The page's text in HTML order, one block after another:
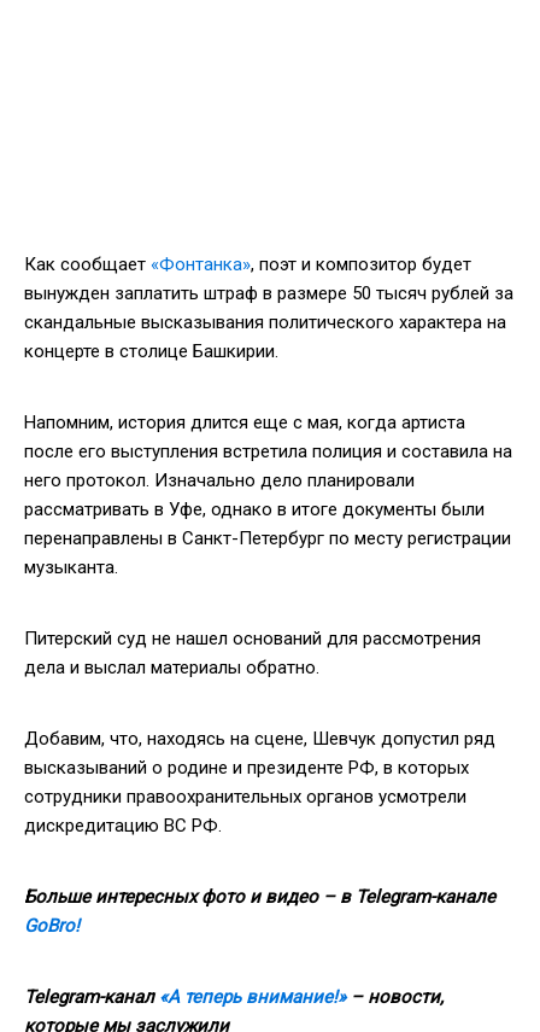
Как сообщает «Фонтанка», поэт и композитор будет
вынужден заплатить штраф в размере 50 тысяч рублей за
скандальные высказывания политического характера на
концерте в столице Башкирии.
Напомним, история длится еще с мая, когда артиста
после его выступления встретила полиция и составила на
него протокол. Изначально дело планировали
рассматривать в Уфе, однако в итоге документы были
перенаправлены в Санкт-Петербург по месту регистрации
музыканта.
Питерский суд не нашел оснований для рассмотрения
дела и выслал материалы обратно.
Добавим, что, находясь на сцене, Шевчук допустил ряд
высказываний о родине и президенте РФ, в которых
сотрудники правоохранительных органов усмотрели
дискредитацию ВС РФ.
Больше интересных фото и видео – в Telegram-канале
GoBro!
Telegram-канал «А теперь внимание!»– новости,
которые мы заслужили